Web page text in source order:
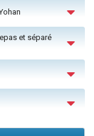
et séparé